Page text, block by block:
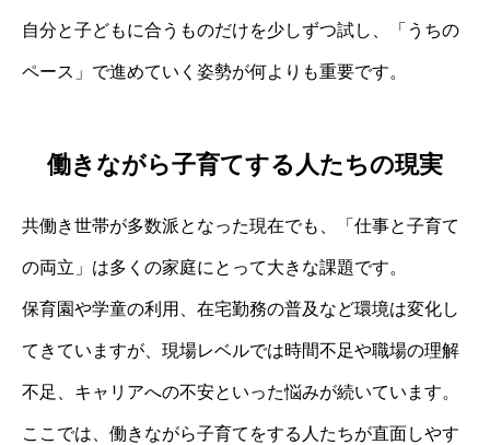
自分と子どもに合うものだけを少しずつ試し、「うちの
ペース」で進めていく姿勢が何よりも重要です。
働きながら子育てする人たちの現実
共働き世帯が多数派となった現在でも、「仕事と子育て
の両立」は多くの家庭にとって大きな課題です。
保育園や学童の利用、在宅勤務の普及など環境は変化し
てきていますが、現場レベルでは時間不足や職場の理解
不足、キャリアへの不安といった悩みが続いています。
ここでは、働きながら子育てをする人たちが直面しやす